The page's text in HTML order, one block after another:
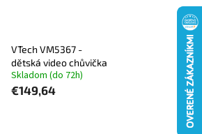
VTech VM5367 -
dětská video chůvička
Skladom (do 72h)
€149,64